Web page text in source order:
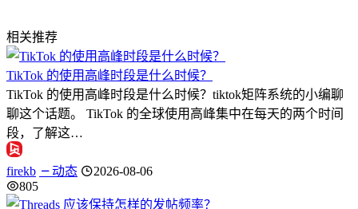
相关推荐
TikTok 的使用高峰时段是什么时候？
TikTok 的使用高峰时段是什么时候？tiktok矩阵系统的小编聊
聊这个话题。 TikTok 的全球使用高峰集中在每天的两个时间
段，了解这…
firekb 动态
2026-08-06
805